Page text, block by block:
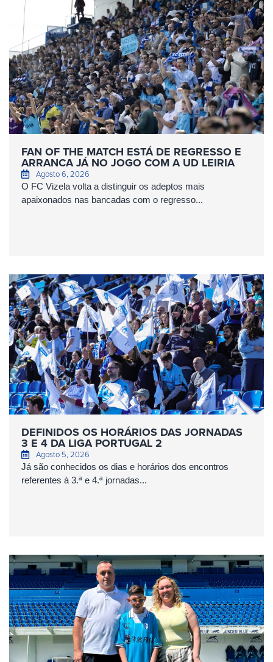
FAN OF THE MATCH ESTÁ DE REGRESSO E
ARRANCA JÁ NO JOGO COM A UD LEIRIA
Agosto 6, 2026
O FC Vizela volta a distinguir os adeptos mais
apaixonados nas bancadas com o regresso...
DEFINIDOS OS HORÁRIOS DAS JORNADAS
3 E 4 DA LIGA PORTUGAL 2
Agosto 5, 2026
Já são conhecidos os dias e horários dos encontros
referentes à 3.ª e 4.ª jornadas...